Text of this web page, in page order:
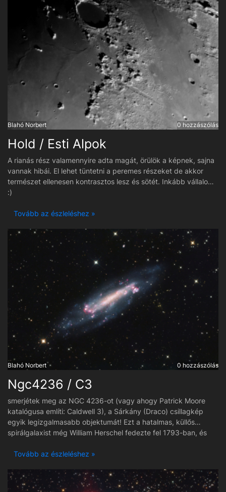
Blahó Norbert 0 hozzászólás
Hold / Esti Alpok
A rianás rész valamennyire adta magát, örülök a képnek, sajna
vannak hibái. El lehet tüntetni a peremes részeket de akkor
természet ellenesen kontrasztos lesz és sötét. Inkább vállalom
:)
Tovább az észleléshez »
Blahó Norbert 0 hozzászólás
Ngc4236 / C3
smerjétek meg az NGC 4236-ot (vagy ahogy Patrick Moore
katalógusa említi: Caldwell 3), a Sárkány (Draco) csillagkép
egyik legizgalmasabb objektumát! Ezt a hatalmas, küllős
spirálgalaxist még William Herschel fedezte fel 1793-ban, és
célpontja. Bár kozmikus értelemben a szomszédunkban van –
peremén –, megfigyelése igazi kihívás. Annak ellenére, hogy
látszólagos fényessége 10,5 magnitúdó, ez az energia egy
Tovább az észleléshez »